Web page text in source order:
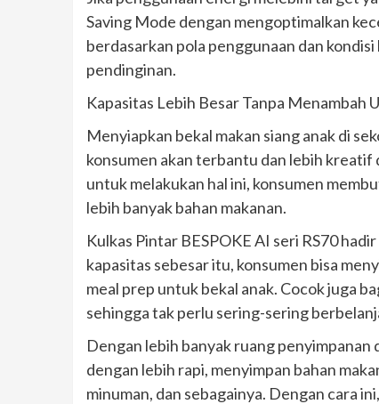
Saving Mode dengan mengoptimalkan
berdasarkan pola penggunaan dan
pendinginan.
Kapasitas Lebih Besar Tanpa Menambah
Menyiapkan bekal makan siang anak di
konsumen akan terbantu dan lebih kreatif
untuk melakukan hal ini, konsumen
lebih banyak bahan makanan.
Kulkas Pintar BESPOKE AI seri RS70
kapasitas sebesar itu, konsumen bisa
meal prep untuk bekal anak. Cocok juga
sehingga tak perlu sering-sering
Dengan lebih banyak ruang
dengan lebih rapi, menyimpan bahan
minuman, dan sebagainya. Dengan cara